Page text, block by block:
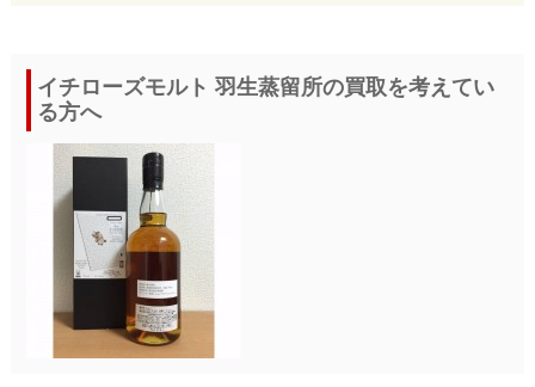
イチローズモルト 羽生蒸留所の買取を考えてい
る方へ